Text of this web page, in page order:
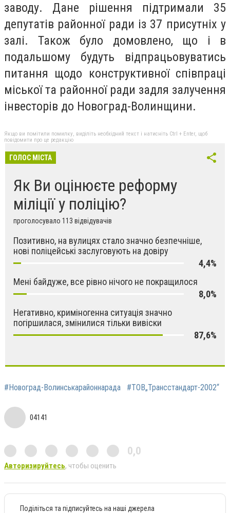
заводу. Дане рішення підтримали 35
депутатів районної ради із 37 присутніх у
залі. Також було домовлено, що і в
подальшому будуть відпрацьовуватись
питання щодо конструктивної співпраці
міської та районної ради задля залучення
інвесторів до Новоград-Волинщини.
Якщо ви помітили помилку, виділіть необхідний текст і натисніть Ctrl + Enter, щоб
повідомити про це редакцію
ГОЛОС МІСТА
Як Ви оцінюєте реформу
міліції у поліцію?
проголосувало 113 відвідувачів
Позитивно, на вулицях стало значно безпечніше,
нові поліцейські заслуговують на довіру
4,4%
Мені байдуже, все рівно нічого не покращилося
8,0%
Негативно, криміногенна ситуація значно
погіршилася, змінилися тільки вивіски
87,6%
#Новоград-Волинськарайоннарада #ТОВ„Трансстандарт-2002“
04141
0,0
Авторизируйтесь, чтобы оценить
Поділіться та підписуйтесь на наші джерела